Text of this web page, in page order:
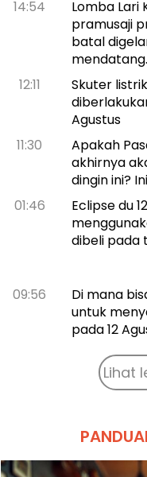
14:54
Lomba Lari
pramusaji
batal
mendatang.
12:11
Skuter
Agustus
11:30
Apakah
akhirnya
dingin ini?
01:46
Eclipse du
dibeli pada
09:56
Di mana
untuk
pada 12
Lihat